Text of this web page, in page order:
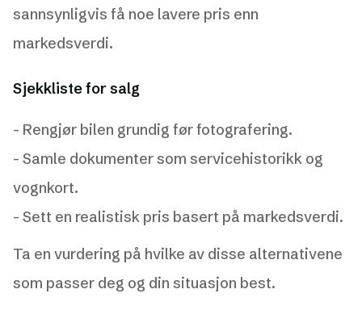
sannsynligvis få noe lavere pris enn
markedsverdi.
Sjekkliste for salg
- Rengjør bilen grundig før fotografering.
- Samle dokumenter som servicehistorikk og
vognkort.
- Sett en realistisk pris basert på markedsverdi.
Ta en vurdering på hvilke av disse alternativene
som passer deg og din situasjon best.